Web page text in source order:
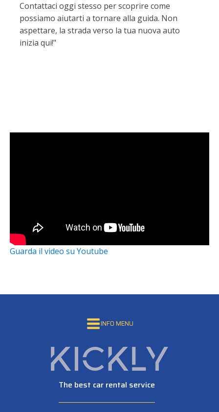
Contattaci oggi stesso per scoprire come
possiamo aiutarti a tornare alla guida. Non
aspettare, la strada verso la tua nuova auto
inizia qui!"
Guarda il video su Youtube
INFO MENU
The best car rental service